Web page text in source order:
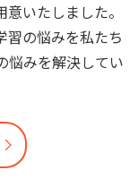
いたしました。
習の悩みを私たち
悩みを解決してい